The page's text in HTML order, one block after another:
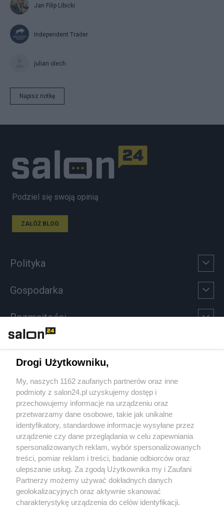
Jan Filip Libicki
Independent Trader
julian olech
Napisz notkę
Podziel się swoją opinią
ZAŁÓŻ BLOG
Polityka
Gospodarka
Rozmaitości
Sport
Społeczeństwo
Kultura
X Facebook Instagram Youtube
Drogi Użytkowniku,
My, naszych 1162 zaufanych partnerów oraz inne
podmioty z salon24.pl uzyskujemy dostęp i
przechowujemy informacje na urządzeniu oraz
przetwarzamy dane osobowe, takie jak unikalne
identyfikatory, standardowe informacje wysyłane przez
urządzenie czy dane przeglądania w celu zapewniania
spersonalizowanych reklam, wybór spersonalizowanych
treści, pomiar reklam i treści, badanie odbiorców oraz
ulepszanie usług. Za zgodą Użytkownika my i Zaufani
Partnerzy możemy używać dokładnych danych
geolokalizacyjnych oraz aktywnie skanować
charakterystykę urządzenia do celów identyfikacji.